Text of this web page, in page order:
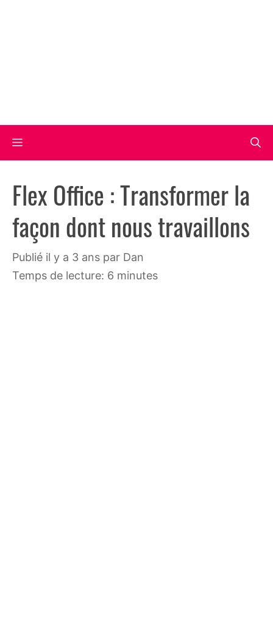
Menu
Flex Office : Transformer la
façon dont nous travaillons
publié il y a 3 ans par Dan
Temps de lecture: 6 minutes